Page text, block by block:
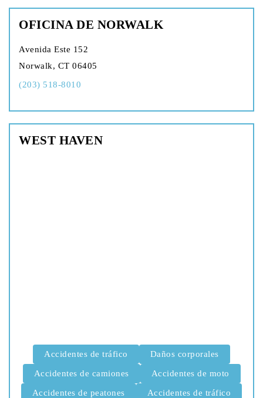
OFICINA DE NORWALK
Avenida Este 152
Norwalk, CT 06405
(203) 518-8010
WEST HAVEN
Accidentes de tráfico Daños corporales
Accidentes de camiones Accidentes de moto
Accidentes de peatones Accidentes de tráfico